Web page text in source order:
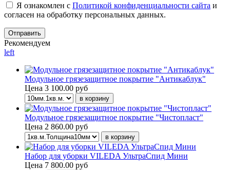
Я ознакомлен с Политикой конфиденциальности сайта и
согласен на обработку персональных данных.
Рекомендуем
left
Модульное грязезащитное покрытие "Антикаблук"
Цена 3 100.00 руб
Модульное грязезащитное покрытие "Чистопласт"
Цена 2 860.00 руб
Набор для уборки VILEDA УльтраСпид Мини
Цена 7 800.00 руб